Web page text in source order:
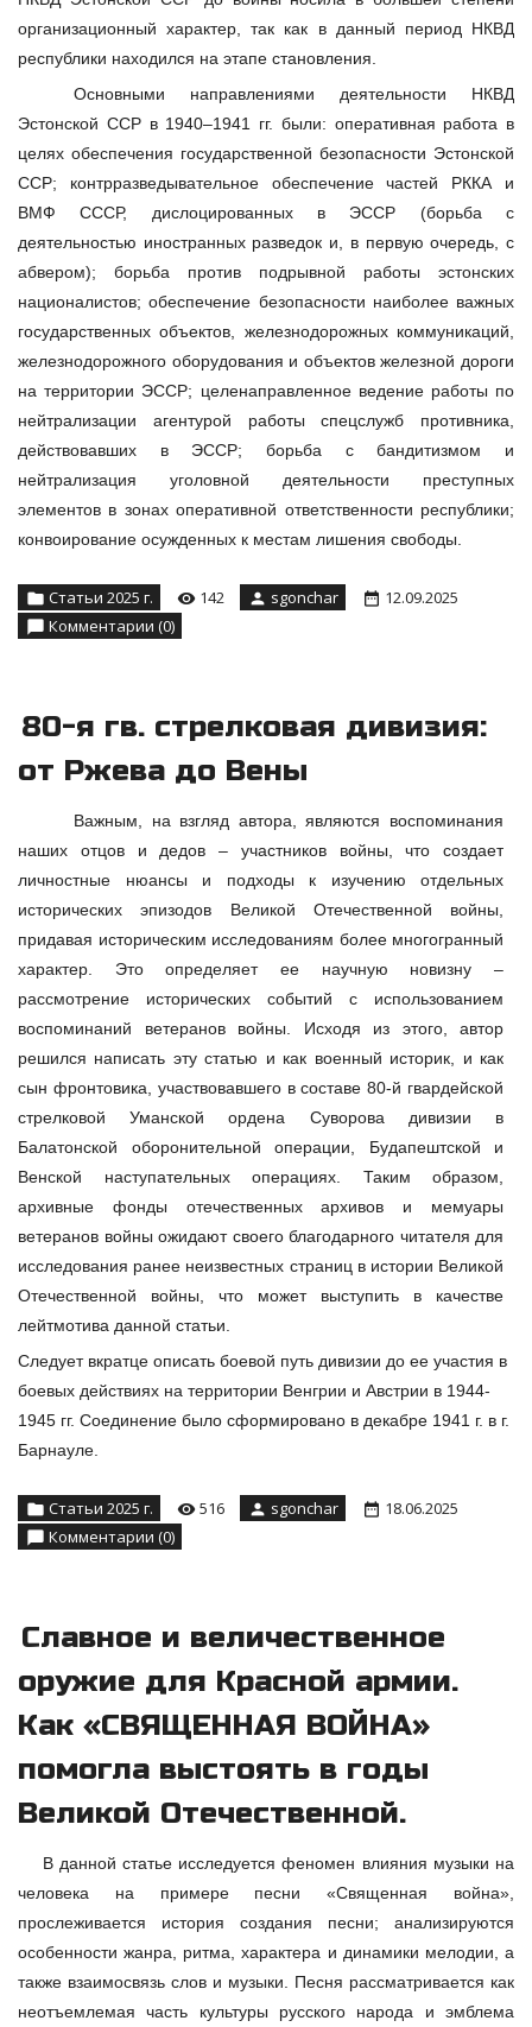
организационный характер, так как в данный период НКВД
республики находился на этапе становления.
Основными направлениями деятельности НКВД
Эстонской ССР в 1940–1941 гг. были: оперативная работа в
целях обеспечения государственной безопасности Эстонской
ССР; контрразведывательное обеспечение частей РККА и
ВМФ СССР, дислоцированных в ЭССР (борьба с
деятельностью иностранных разведок и, в первую очередь, с
абвером); борьба против подрывной работы эстонских
националистов; обеспечение безопасности наиболее важных
государственных объектов, железнодорожных коммуникаций,
железнодорожного оборудования и объектов железной дороги
на территории ЭССР; целенаправленное ведение работы по
нейтрализации агентурой работы спецслужб противника,
действовавших в ЭССР; борьба с бандитизмом и
нейтрализация уголовной деятельности преступных
элементов в зонах оперативной ответственности республики;
конвоирование осужденных к местам лишения свободы.
Статьи 2025 г. 142 sgonchar
12.09.2025
Комментарии (0)
80-я гв. стрелковая дивизия:
от Ржева до Вены
Важным, на взгляд автора, являются воспоминания
наших отцов и дедов – участников войны, что создает
личностные нюансы и подходы к изучению отдельных
исторических эпизодов Великой Отечественной войны,
придавая историческим исследованиям более многогранный
характер. Это определяет ее научную новизну –
рассмотрение исторических событий с использованием
воспоминаний ветеранов войны. Исходя из этого, автор
решился написать эту статью и как военный историк, и как
сын фронтовика, участвовавшего в составе 80-й гвардейской
стрелковой Уманской ордена Суворова дивизии в
Балатонской оборонительной операции, Будапештской и
Венской наступательных операциях. Таким образом,
архивные фонды отечественных архивов и мемуары
ветеранов войны ожидают своего благодарного читателя для
исследования ранее неизвестных страниц в истории Великой
Отечественной войны, что может выступить в качестве
лейтмотива данной статьи.
Следует вкратце описать боевой путь дивизии до ее участия в
боевых действиях на территории Венгрии и Австрии в 1944-
1945 гг. Соединение было сформировано в декабре 1941 г. в г.
Барнауле.
Статьи 2025 г. 516 sgonchar
18.06.2025
Комментарии (0)
Славное и величественное
оружие для Красной армии.
Как «СВЯЩЕННАЯ ВОЙНА»
помогла выстоять в годы
Великой Отечественной.
В данной статье исследуется феномен влияния музыки на
человека на примере песни «Священная война»,
прослеживается история создания песни; анализируются
особенности жанра, ритма, характера и динамики мелодии, а
также взаимосвязь слов и музыки. Песня рассматривается как
неотъемлемая часть культуры русского народа и эмблема